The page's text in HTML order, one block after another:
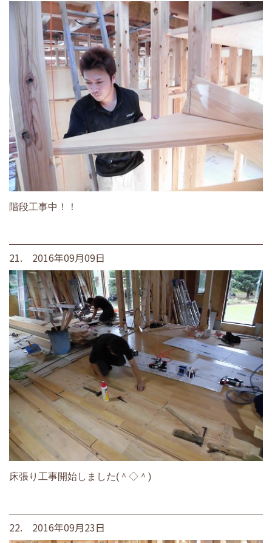
階段工事中！！
21. 2016年09月09日
床張り工事開始しました(＾◇＾)
22. 2016年09月23日